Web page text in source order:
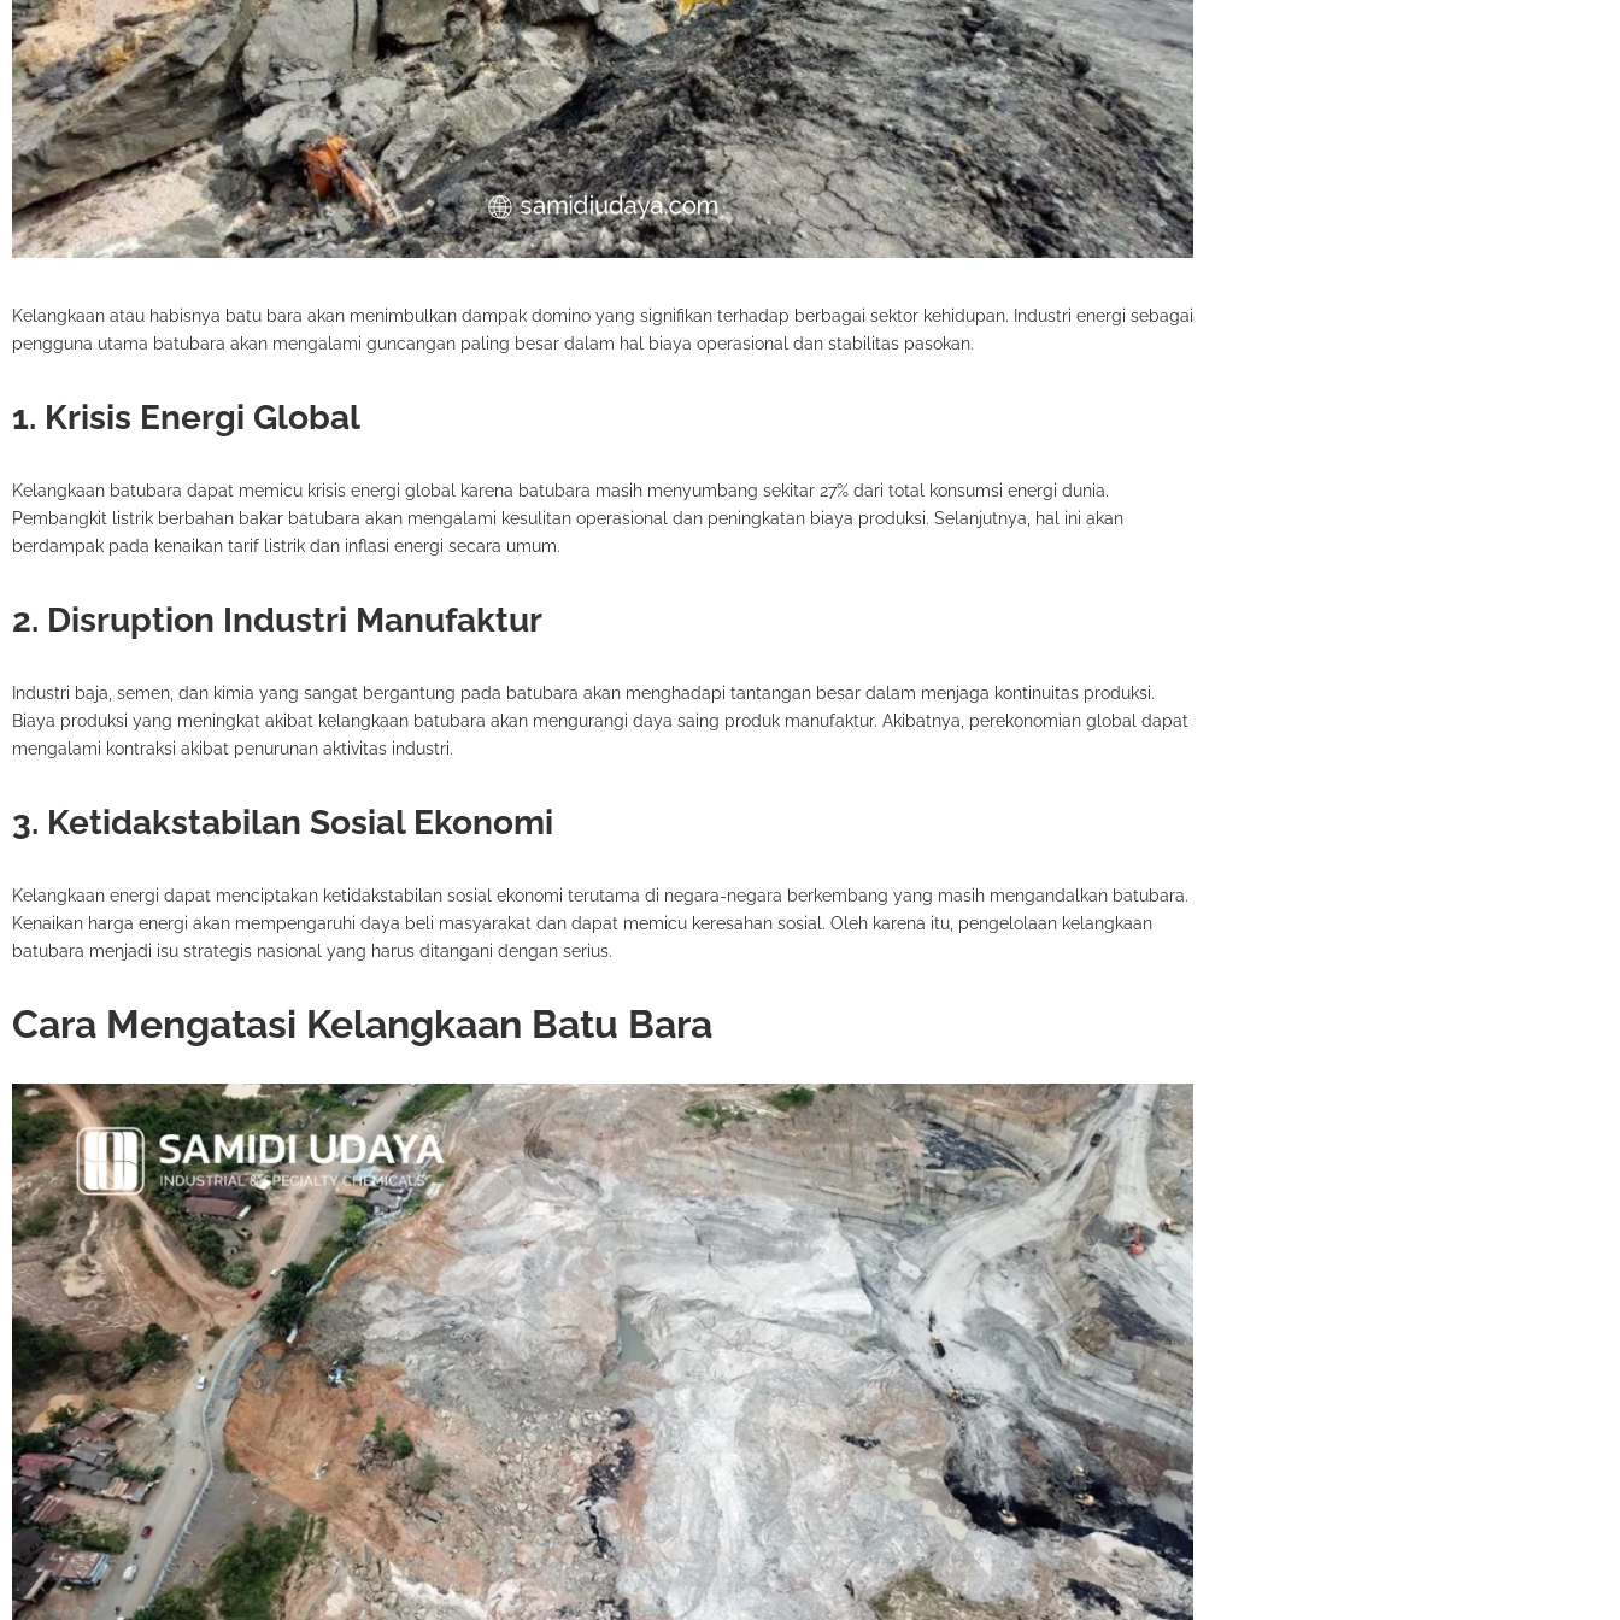
Kelangkaan atau habisnya batu bara akan menimbulkan dampak domino yang signifikan terhadap berbagai sektor kehidupan. Industri energi sebagai
pengguna utama batubara akan mengalami guncangan paling besar dalam hal biaya operasional dan stabilitas pasokan.
1. Krisis Energi Global
Kelangkaan batubara dapat memicu krisis energi global karena batubara masih menyumbang sekitar 27% dari total konsumsi energi dunia.
Pembangkit listrik berbahan bakar batubara akan mengalami kesulitan operasional dan peningkatan biaya produksi. Selanjutnya, hal ini akan
berdampak pada kenaikan tarif listrik dan inflasi energi secara umum.
2. Disruption Industri Manufaktur
Industri baja, semen, dan kimia yang sangat bergantung pada batubara akan menghadapi tantangan besar dalam menjaga kontinuitas produksi.
Biaya produksi yang meningkat akibat kelangkaan batubara akan mengurangi daya saing produk manufaktur. Akibatnya, perekonomian global dapat
mengalami kontraksi akibat penurunan aktivitas industri.
3. Ketidakstabilan Sosial Ekonomi
Kelangkaan energi dapat menciptakan ketidakstabilan sosial ekonomi terutama di negara-negara berkembang yang masih mengandalkan batubara.
Kenaikan harga energi akan mempengaruhi daya beli masyarakat dan dapat memicu keresahan sosial. Oleh karena itu, pengelolaan kelangkaan
batubara menjadi isu strategis nasional yang harus ditangani dengan serius.
Cara Mengatasi Kelangkaan Batu Bara